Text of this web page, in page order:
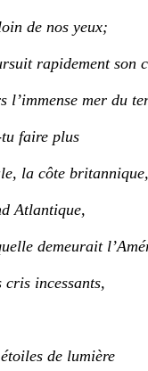
de nos yeux;
rapidement son
l’immense mer du
faire plus
la côte britannique,
Atlantique,
demeurait
cris incessants,
de lumière